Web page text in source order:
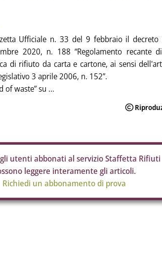
Ufficiale n. 33 del 9 febbraio il
2020, n. 188 “Regolamento recante
di rifiuto da carta e cartone, ai sensi
3 aprile 2006, n. 152”.
of waste” su ...
utenti abbonati al servizio Staffetta Rifiuti
leggere interamente gli articoli.
Richiedi un abbonamento di prova
notizia